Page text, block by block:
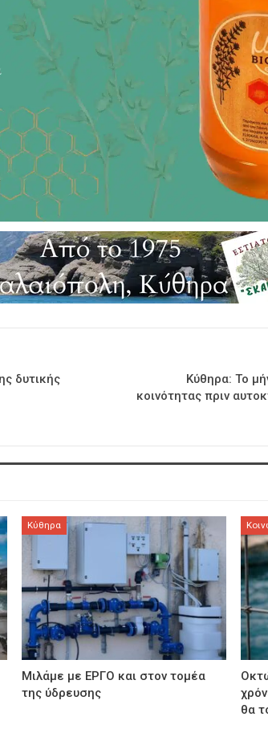
δυτικής
Κύθηρα: Το
κοινότητας πριν
Κύθηρα
Μιλάμε με ΕΡΓΟ και στον τομέα
της ύδρευσης
θα